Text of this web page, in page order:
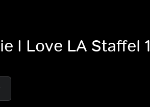
I Love LA Staffel 1